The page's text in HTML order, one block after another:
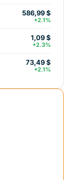
586,99 $
+2.1%
1,09 $
+2.3%
73,49 $
+2.1%